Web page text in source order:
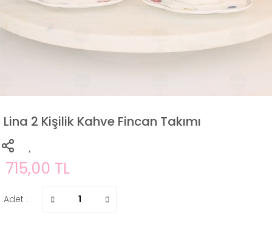
Lina 2 Kişilik Kahve Fincan Takımı
715,00 TL
Adet :